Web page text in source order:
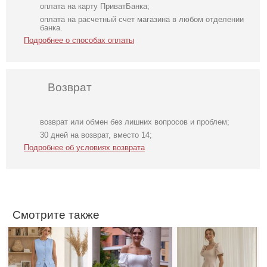
оплата на карту ПриватБанка;
оплата на расчетный счет магазина в любом отделении
банка.
Подробнее о способах оплаты
Возврат
возврат или обмен без лишних вопросов и проблем;
30 дней на возврат, вместо 14;
Подробнее об условиях возврата
Смотрите также
Нарядный
голубой костюм
двойка
Коктейльное
классическое
белое платье